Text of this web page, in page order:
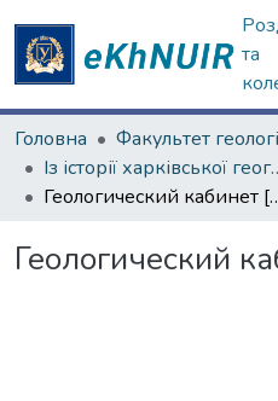
та
Головна
Із історії
Геологический